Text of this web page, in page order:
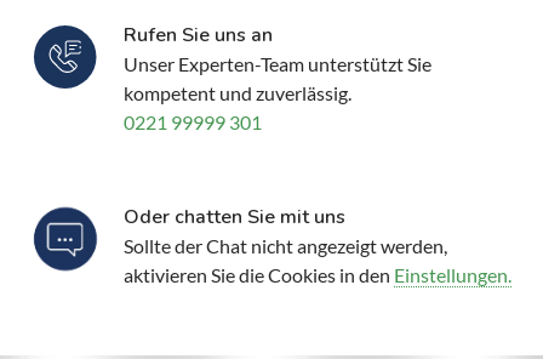
Rufen Sie uns an
Unser Experten-Team unterstützt Sie
kompetent und zuverlässig.
0221 99999 301
Oder chatten Sie mit uns
Sollte der Chat nicht angezeigt werden,
aktivieren Sie die Cookies in den Einstellungen.